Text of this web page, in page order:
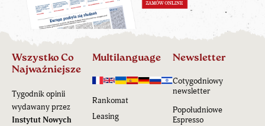
Wszystko Co
Najważniejsze
Tygodnik opinii
wydawany przez
Instytut Nowych
Multilanguage
Rankomat
Leasing
Newsletter
Cotygodniowy
newsletter
Popołudniowe
Espresso